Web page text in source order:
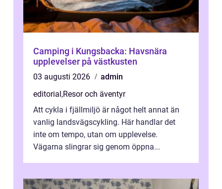
Camping i Kungsbacka: Havsnära
upplevelser på västkusten
03 augusti 2026
admin
editorial,Resor och äventyr
Att cykla i fjällmiljö är något helt annat än
vanlig landsvägscykling. Här handlar det
inte om tempo, utan om upplevelse.
Vägarna slingrar sig genom öppna...